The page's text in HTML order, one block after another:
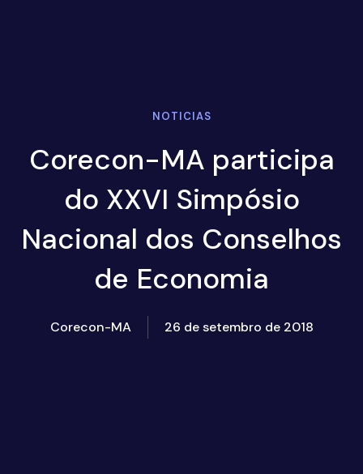
NOTICIAS
Corecon-MA participa
do XXVI Simpósio
Nacional dos Conselhos
de Economia
Corecon-MA 26 de setembro de 2018